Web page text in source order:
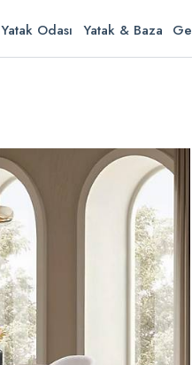
Yatak Odası Yatak & Baza